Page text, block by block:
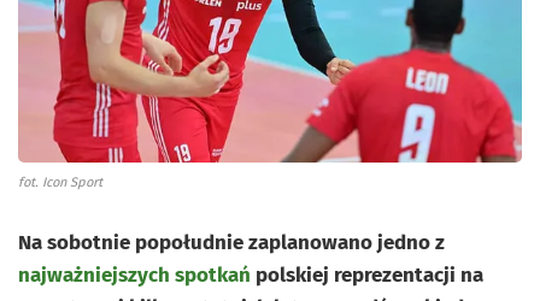
fot. Icon Sport
Na sobotnie popołudnie zaplanowano jedno z
najważniejszych spotkań polskiej reprezentacji na